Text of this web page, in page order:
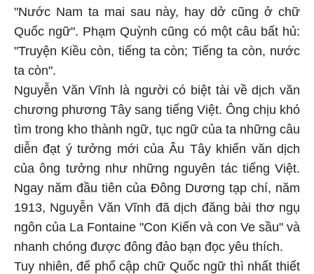
"Nước Nam ta mai sau này, hay dở cũng ở chữ
Quốc ngữ". Phạm Quỳnh cũng có một câu bất hủ:
"Truyện Kiều còn, tiếng ta còn; Tiếng ta còn, nước
ta còn".
Nguyễn Văn Vĩnh là người có biệt tài về dịch văn
chương phương Tây sang tiếng Việt. Ông chịu khó
tìm trong kho thành ngữ, tục ngữ của ta những câu
diễn đạt ý tưởng mới của Âu Tây khiến văn dịch
của ông tưởng như những nguyên tác tiếng Việt.
Ngay năm đầu tiên của Đông Dương tạp chí, năm
1913, Nguyễn Văn Vĩnh đã dịch đăng bài thơ ngụ
ngôn của La Fontaine "Con Kiến và con Ve sầu" và
nhanh chóng được đông đảo bạn đọc yêu thích.
Tuy nhiên, để phổ cập chữ Quốc ngữ thì nhất thiết